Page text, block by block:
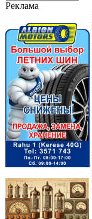
Реклама